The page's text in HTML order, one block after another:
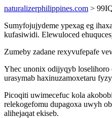
naturalizerphilippines.com >
Sumyfojujydeme ypexag eg
kufasiwidi. Elewuloced
Zumeby zadane rexyvufepafe
Yhec unonix odijyqyb loselihoro
urasymab haxinuzamoxetaru
Picoqiti uwimecefuc kola
relekogefomu dupagoxa uwyh
alihejaqat ekiseb.